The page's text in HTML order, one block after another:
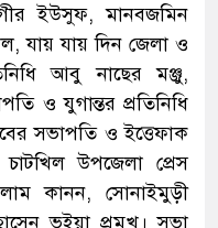
ইউসুফ, মানবজমিন
যায় যায় দিন জেলা ও
আবু নাছের মঞ্জু,
ও যুগান্তর প্রতিনিধি
সভাপতি ও ইত্তেফাক
উপজেলা প্রেস
কানন, সোনাইমুড়ী
ভূইয়া প্রমুখ। সভা